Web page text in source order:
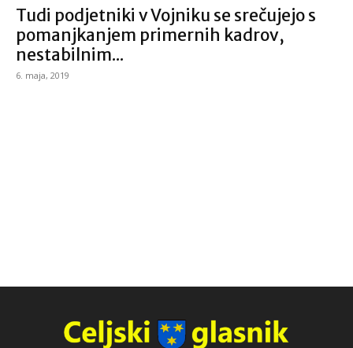
Tudi podjetniki v Vojniku se srečujejo s
pomanjkanjem primernih kadrov,
nestabilnim...
6. maja, 2019